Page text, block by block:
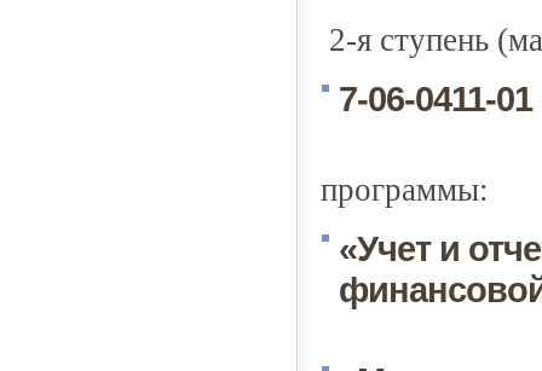
2-я ступень
7-06-0411-
программы:
«Учет и